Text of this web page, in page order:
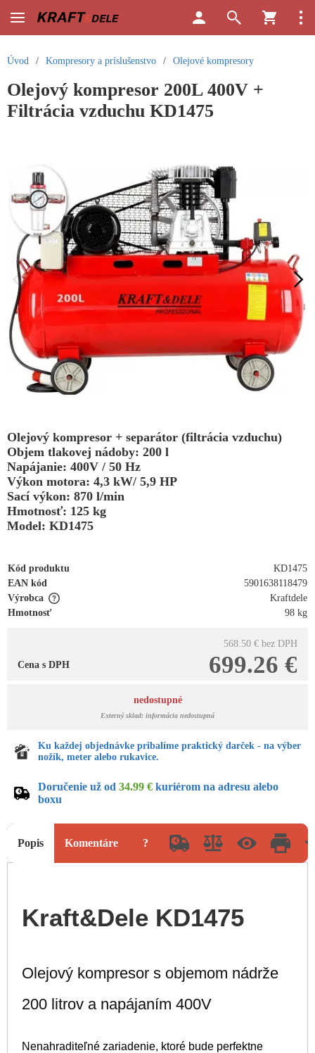
Úvod / Kompresory a príslušenstvo / Olejové kompresory
Olejový kompresor 200L 400V +
Filtrácia vzduchu KD1475
Olejový kompresor + separátor (filtrácia vzduchu)
Objem tlakovej nádoby: 200 l
Napájanie: 400V / 50 Hz
Výkon motora: 4,3 kW/ 5,9 HP
Sací výkon: 870 l/min
Hmotnosť: 125 kg
Model: KD1475
Kód produktu
KD1475
EAN kód
5901638118479
Výrobca
Kraftdele
Hmotnosť
98 kg
568.50 € bez DPH
699.26 €
Cena s DPH
nedostupné
Externý sklad: informácia nedostupná
Ku každej objednávke pribalíme praktický darček - na výber
nožík, meter alebo rukavice.
Doručenie už od 34.99 € kuriérom na adresu alebo
boxu
Popis Komentáre ?
Kraft&Dele KD1475
Olejový kompresor s objemom nádrže
200 litrov a napájaním 400V
Nenahraditeľné zariadenie, ktoré bude perfektne